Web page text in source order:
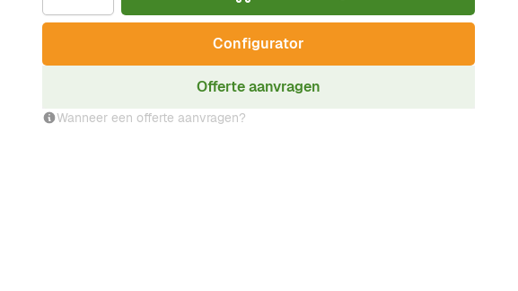
Configurator
Offerte aanvragen
Wanneer een offerte aanvragen?